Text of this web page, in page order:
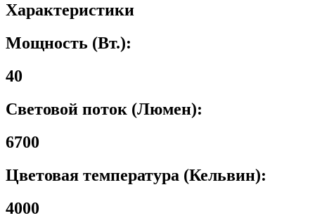
Характеристики
Мощность (Вт.):
40
Световой поток (Люмен):
6700
Цветовая температура (Кельвин):
4000